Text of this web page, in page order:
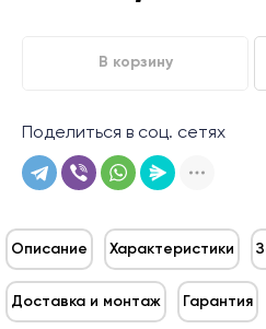
В корзину
Поделиться в соц. сетях
Описание Характеристики
Доставка и монтаж Гарантия